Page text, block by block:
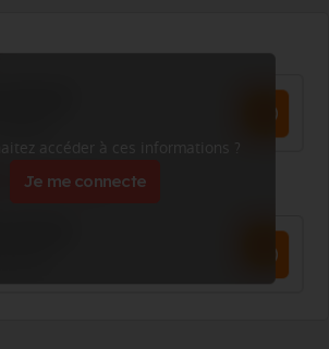
accéder à ces informations ?
Je me connecte